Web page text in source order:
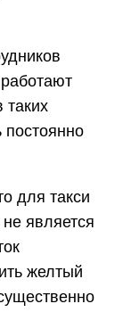
таких
постоянно
для такси
является
желтый